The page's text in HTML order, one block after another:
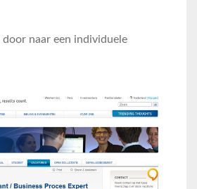
door naar een individuele